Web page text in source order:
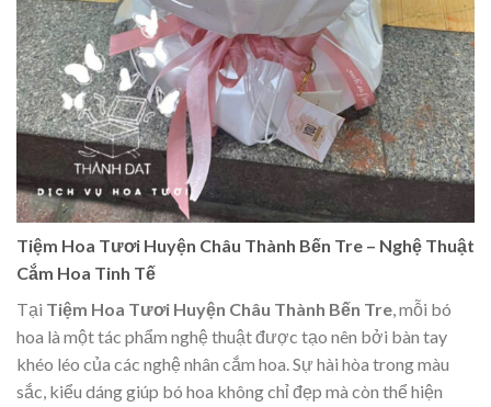
Tiệm Hoa Tươi Huyện Châu Thành Bến Tre – Nghệ Thuật
Cắm Hoa Tinh Tế
Tại Tiệm Hoa Tươi Huyện Châu Thành Bến Tre, mỗi bó
hoa là một tác phẩm nghệ thuật được tạo nên bởi bàn tay
khéo léo của các nghệ nhân cắm hoa. Sự hài hòa trong màu
sắc, kiểu dáng giúp bó hoa không chỉ đẹp mà còn thể hiện